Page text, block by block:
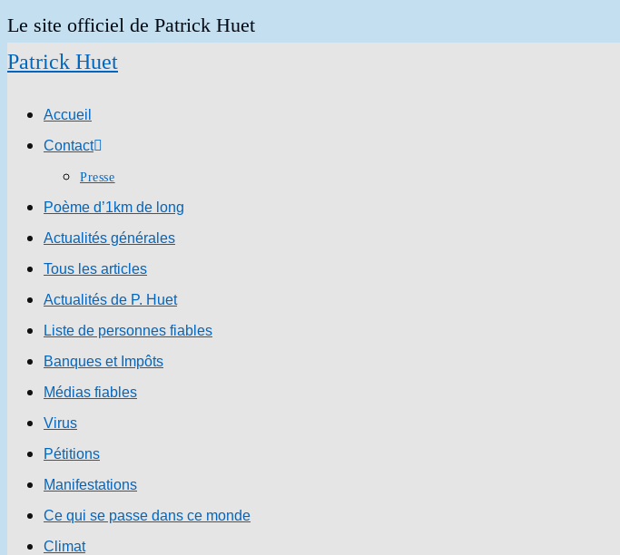
Skip
to
Le site officiel de Patrick Huet
Patrick Huet
Accueil
Contact
Presse
Poème d’1km de long
Actualités générales
Tous les articles
Actualités de P. Huet
Liste de personnes fiables
Banques et Impôts
Médias fiables
Virus
Pétitions
Manifestations
Ce qui se passe dans ce monde
Climat